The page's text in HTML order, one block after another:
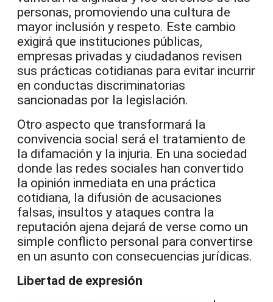
personas, promoviendo una cultura de
mayor inclusión y respeto. Este cambio
exigirá que instituciones públicas,
empresas privadas y ciudadanos revisen
sus prácticas cotidianas para evitar incurrir
en conductas discriminatorias
sancionadas por la legislación.
Otro aspecto que transformará la
convivencia social será el tratamiento de
la difamación y la injuria. En una sociedad
donde las redes sociales han convertido
la opinión inmediata en una práctica
cotidiana, la difusión de acusaciones
falsas, insultos y ataques contra la
reputación ajena dejará de verse como un
simple conflicto personal para convertirse
en un asunto con consecuencias jurídicas.
Libertad de expresión